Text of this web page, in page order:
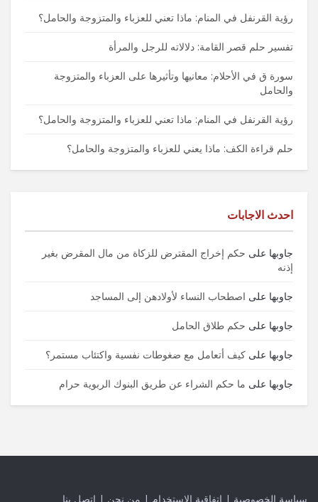
رؤية القرنفل في المنام: ماذا تعني للعزباء والمتزوجة والحامل؟
تفسير حلم قصر القامة: دلالاته للرجل والمرأة
سورة ق في الأحلام: معانيها وتأثيرها على العزباء والمتزوجة
والحامل
رؤية القرنفل في المنام: ماذا تعني للعزباء والمتزوجة والحامل؟
حلم قراءة الكف: ماذا يعني للعزباء والمتزوجة والحامل؟
احدث الاجابات
جاوبها على حكم إخراج المقترض للزكاة من مال المقرض بغير
إذنه
جاوبها على اصطحاب النساء لأولادهن إلى المساجد
جاوبها على حكم طلاق الحامل
جاوبها على كيف أتعامل مع ضغوطات نفسية واكتئاب مستمر؟
جاوبها على ما حكم الشراء عن طريق البنوك الربوية حرام
سياسة الخصوصية | اتفاقية الاستخدام | من نحن | اتصل بنا